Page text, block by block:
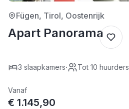
Fügen, Tirol, Oostenrijk
Apart Panorama
3 slaapkamers· Tot 10 huurders
Vanaf
€ 1.145,90